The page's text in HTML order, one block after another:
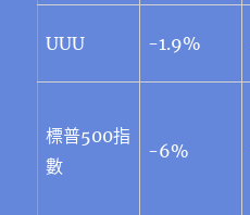
UUU -1.9%
標普500指
數
-6%